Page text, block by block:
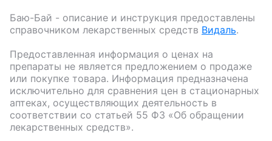
Баю-Бай - описание и инструкция предоставлены
справочником лекарственных средств Видаль.
Предоставленная информация о ценах на
препараты не является предложением о продаже
или покупке товара. Информация предназначена
исключительно для сравнения цен в стационарных
аптеках, осуществляющих деятельность в
соответствии со статьей 55 ФЗ «Об обращении
лекарственных средств».